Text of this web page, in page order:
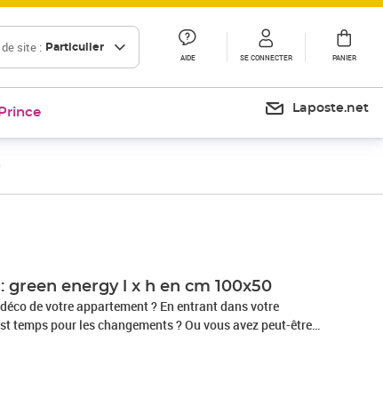
site : Particulier
AIDE SE CONNECTER PANIER
Laposte.net
green energy l x h en cm 100x50
de votre appartement ? En entrant dans votre
temps pour les changements ? Ou vous avez peut-être
?Le tableau "Tableau - Mandala: Green Energy" de
jeunes artistes, graphistes et photographes avec les